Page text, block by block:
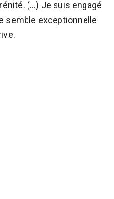
(…) Je suis engagé
semble exceptionnelle